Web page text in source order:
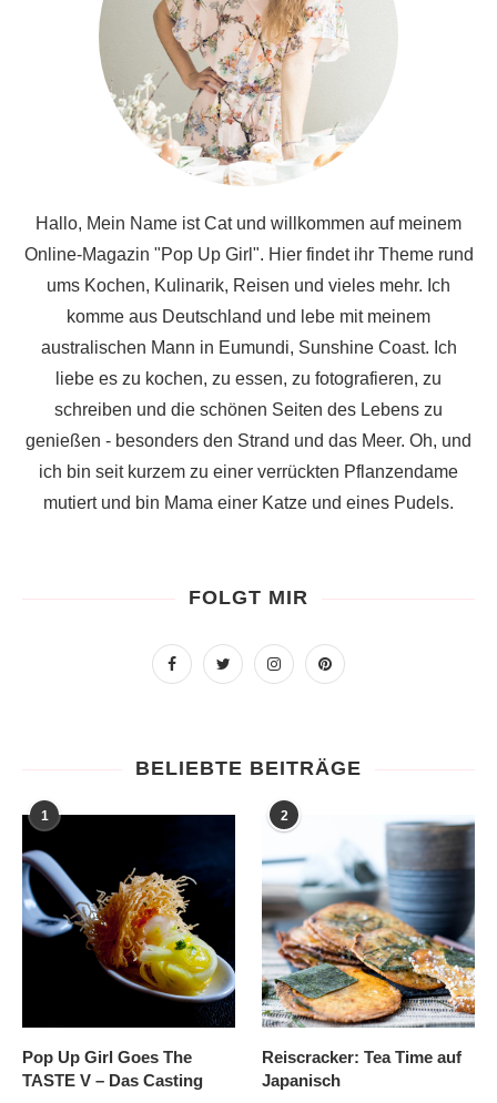
Hallo, Mein Name ist Cat und willkommen auf meinem
Online-Magazin "Pop Up Girl". Hier findet ihr Theme rund
ums Kochen, Kulinarik, Reisen und vieles mehr. Ich
komme aus Deutschland und lebe mit meinem
australischen Mann in Eumundi, Sunshine Coast. Ich
liebe es zu kochen, zu essen, zu fotografieren, zu
schreiben und die schönen Seiten des Lebens zu
genießen - besonders den Strand und das Meer. Oh, und
ich bin seit kurzem zu einer verrückten Pflanzendame
mutiert und bin Mama einer Katze und eines Pudels.
FOLGT MIR
BELIEBTE BEITRÄGE
1
Pop Up Girl Goes The
TASTE V – Das Casting
2
Reiscracker: Tea Time auf
Japanisch